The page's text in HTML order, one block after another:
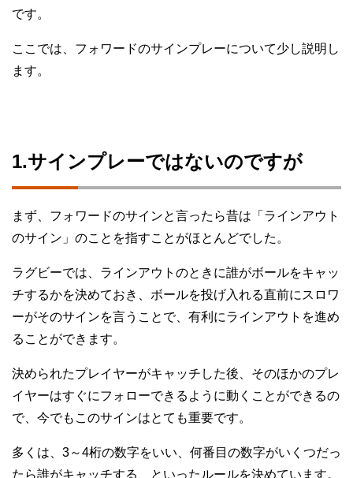
です。
ここでは、フォワードのサインプレーについて少し説明し
ます。
1.サインプレーではないのですが
まず、フォワードのサインと言ったら昔は「ラインアウト
のサイン」のことを指すことがほとんどでした。
ラグビーでは、ラインアウトのときに誰がボールをキャッ
チするかを決めておき、ボールを投げ入れる直前にスロワ
ーがそのサインを言うことで、有利にラインアウトを進め
ることができます。
決められたプレイヤーがキャッチした後、そのほかのプレ
イヤーはすぐにフォローできるように動くことができるの
で、今でもこのサインはとても重要です。
多くは、3～4桁の数字をいい、何番目の数字がいくつだっ
たら誰がキャッチする、といったルールを決めています。